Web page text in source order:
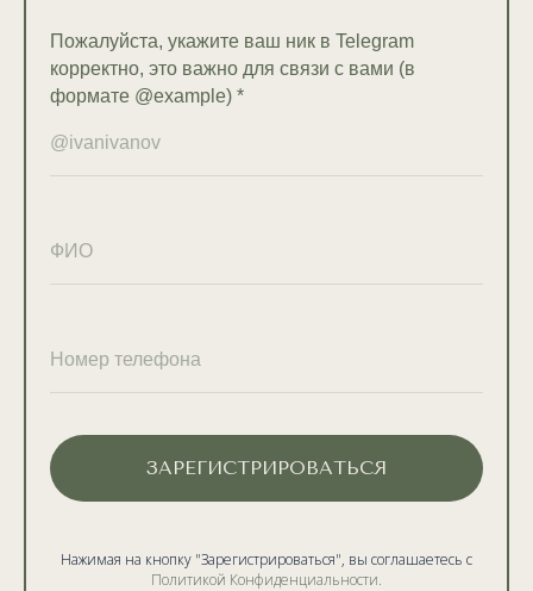
Пожалуйста, укажите ваш ник в Telegram
корректно, это важно для связи с вами (в
формате @example) *
ЗАРЕГИСТРИРОВАТЬСЯ
Нажимая на кнопку "Зарегистрироваться", вы соглашаетесь с
Политикой Конфиденциальности.